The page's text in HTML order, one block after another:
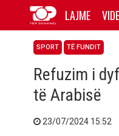
LAJME
SPORT TË FUNDIT
Refuzim i
të Arabisë
23/07/2024 15:52